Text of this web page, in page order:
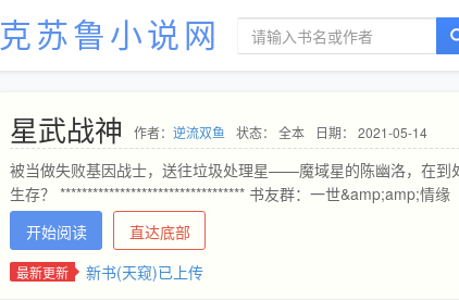
克苏鲁小说网
星武战神 作者： 逆流双鱼 状态： 全本 日期： 2021-05-14
被当做失败基因战士，送往垃圾处理星——魔域星的陈幽洛，在到
生存？ ********************************** 书友群：一世&amp;amp;情
开始阅读
直达底部
最新更新 新书(天窥)已上传